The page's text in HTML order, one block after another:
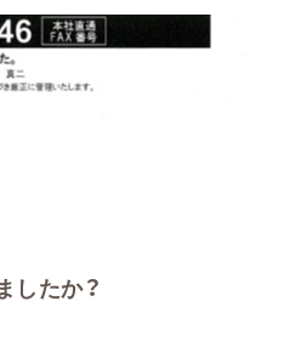
したか？